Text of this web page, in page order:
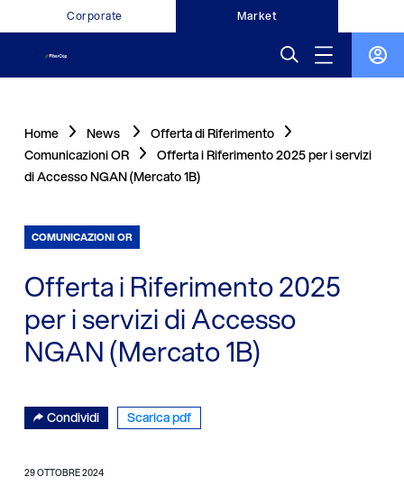
Corporate Market
Home News
Offerta di Riferimento
Comunicazioni OR
Offerta i Riferimento 2025 per i servizi
di Accesso NGAN (Mercato 1B)
COMUNICAZIONI OR
Offerta i Riferimento 2025
per i servizi di Accesso
NGAN (Mercato 1B)
Condividi Scarica pdf
29 OTTOBRE 2024